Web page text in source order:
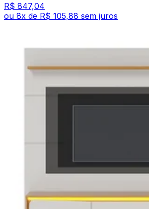
R$ 847,04
ou 8x de R$ 105,88 sem juros